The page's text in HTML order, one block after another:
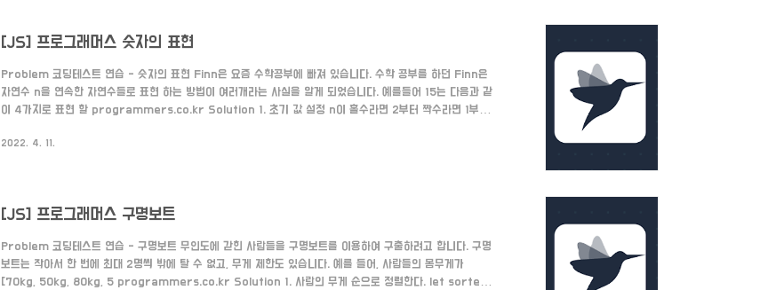
[JS] 프로그래머스 숫자의 표현
Problem 코딩테스트 연습 - 숫자의 표현 Finn은 요즘 수학공부에 빠져 있습니다. 수학 공부를 하던 Finn은
자연수 n을 연속한 자연수들로 표현 하는 방법이 여러개라는 사실을 알게 되었습니다. 예를들어 15는 다음과 같
이 4가지로 표현 할 programmers.co.kr Solution 1. 초기 값 설정 n이 홀수라면 2부터 짝수라면 1부터
+1을 더했을 때가 반드시 연속적인 숫자이기 때문에 1을 더해줘 2부터 시작합니다. 그리고 합을 저장할 sum,
2022. 4. 11.
[JS] 프로그래머스 구명보트
Problem 코딩테스트 연습 - 구명보트 무인도에 갇힌 사람들을 구명보트를 이용하여 구출하려고 합니다. 구명
보트는 작아서 한 번에 최대 2명씩 밖에 탈 수 없고, 무게 제한도 있습니다. 예를 들어, 사람들의 몸무게가
[70kg, 50kg, 80kg, 5 programmers.co.kr Solution 1. 사람의 무게 순으로 정렬한다. let sorted